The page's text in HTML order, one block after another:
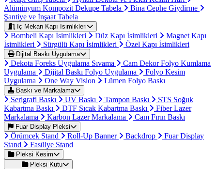
Alüminyum Kompozit Dekupe Tabela
Bina Cephe Giydirme
Şantiye ve İnşaat Tabela
İç Mekan Kapı İsimlikleri
Bombeli Kapı İsimlikleri Düz Kapı İsimlikleri
Magnet Kapı
İsimlikleri
Sürgülü Kapı İsimlikleri Özel Kapı İsimlikleri
Dijital Baskı Uygulama
Dekota Foreks Uygulama Sıvama
Cam Dekor Folyo Kumlama
Uygulama
Dijital Baskı Folyo Uygulama
Folyo Kesim
Uygulama
One Way Vision Lümen Folyo Baskı
Baskı ve Markalama
Serigrafi Baskı UV Baskı Tampon Baskı
STS Soğuk
Kabartma Baskı
DTF Sıcak Kabartma Baskı
Fiber Lazer
Markalama
Karbon Lazer Markalama Cam Fırın Baskı
Fuar Display Pleksi
Örümcek Stand Roll-Up Banner Backdrop
Fuar Display
Stand
Fasülye Stand
Pleksi Kesim
Pleksi Kutu